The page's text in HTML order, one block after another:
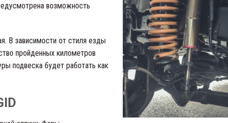
возможность
В зависимости от стиля езды
пройденных километров
подвеска будет работать как